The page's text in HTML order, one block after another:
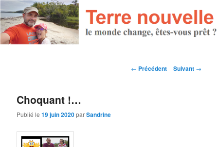
Navigation des articles
← Précédent Suivant →
Choquant !…
Publié le19 juin 2020parSandrine